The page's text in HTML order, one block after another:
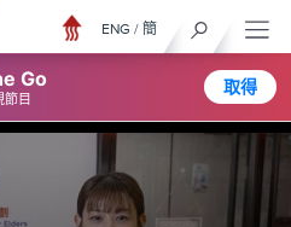
Go
節目
取得
ENG / 簡